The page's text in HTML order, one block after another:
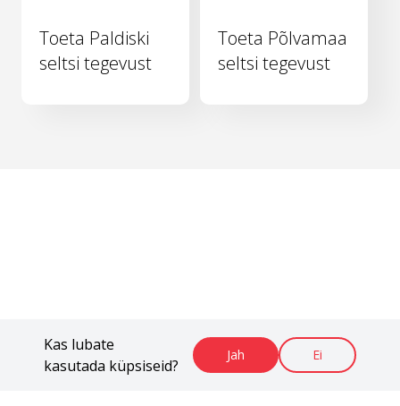
Kas lubate
kasutada küpsiseid?
Jah Ei
Toeta Paldiski
seltsi tegevust
Toeta Põlvamaa
seltsi tegevust